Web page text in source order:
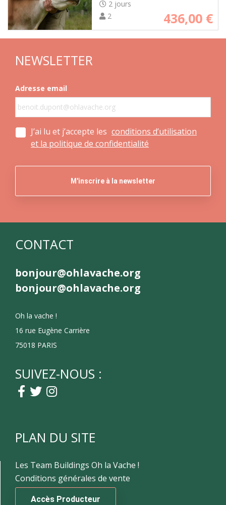
2 jours
2
436,00 €
NEWSLETTER
Adresse email
J’ai lu et j’accepte les conditions d’utilisation
et la politique de confidentialité
CONTACT
bonjour@ohlavache.org
bonjour@ohlavache.org
Oh la vache !
16 rue Eugène Carrière
75018 PARIS
SUIVEZ-NOUS :
PLAN DU SITE
Les Team Buildings Oh la Vache !
Conditions générales de vente
Accès Producteur